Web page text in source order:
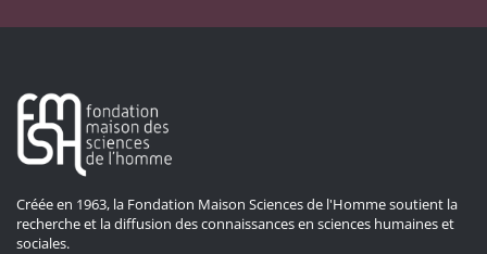
Créée en 1963, la Fondation Maison Sciences de l'Homme soutient la
recherche et la diffusion des connaissances en sciences humaines et
sociales.